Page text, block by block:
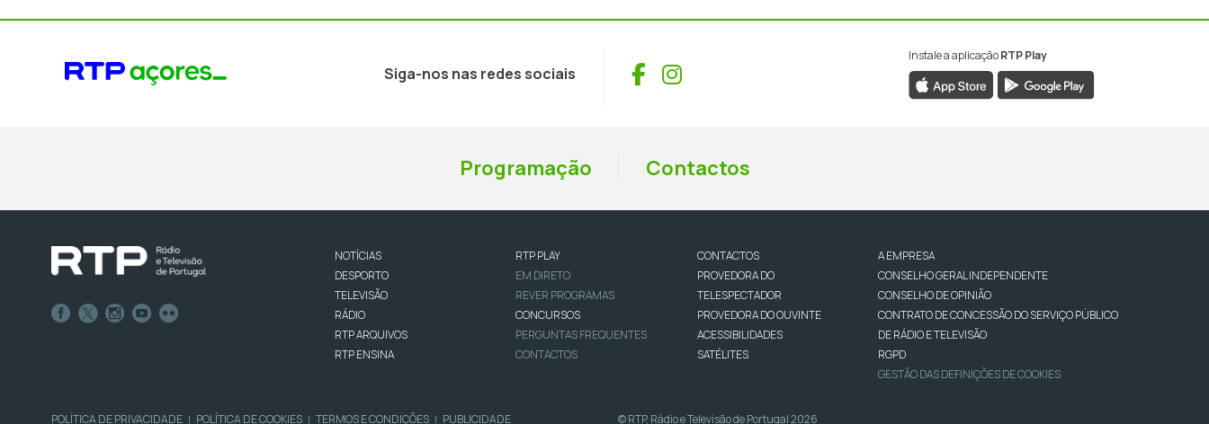
Siga-nos nas redes sociais Facebook
Instagram
Instale a aplicaçãoRTP Play
Programação Contactos
NOTÍCIAS
DESPORTO
TELEVISÃO
RÁDIO
RTP ARQUIVOS
RTP ENSINA
RTP PLAY
EM DIRETO
REVER PROGRAMAS
CONCURSOS
PERGUNTAS FREQUENTES
CONTACTOS
CONTACTOS
PROVEDORA DO
TELESPECTADOR
PROVEDORA DO OUVINTE
ACESSIBILIDADES
SATÉLITES
A EMPRESA
CONSELHO GERAL INDEPENDENTE
CONSELHO DE OPINIÃO
CONTRATO DE CONCESSÃO DO SERVIÇO PÚBLICO
DE RÁDIO E TELEVISÃO
RGPD
GESTÃO DAS DEFINIÇÕES DE COOKIES
POLÍTICA DE PRIVACIDADE | POLÍTICA DE COOKIES | TERMOS E CONDIÇÕES | PUBLICIDADE © RTP, Rádio e Televisão de Portugal 2026